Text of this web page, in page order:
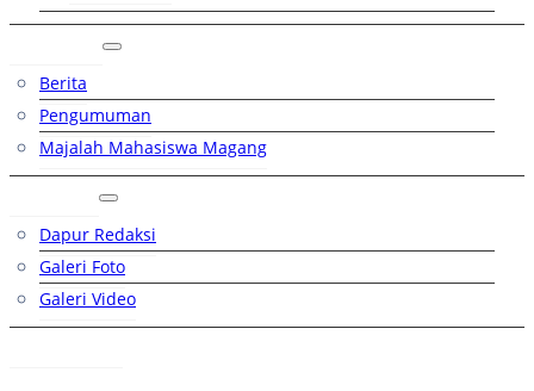
Berita
Pengumuman
Majalah Mahasiswa Magang
Dapur Redaksi
Galeri Foto
Galeri Video